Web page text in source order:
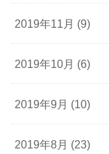
2019年11月 (9)
2019年10月 (6)
2019年9月 (10)
2019年8月 (23)